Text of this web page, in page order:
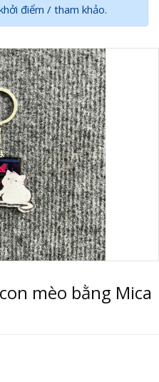
điểm / tham khảo.
mèo bằng Mica